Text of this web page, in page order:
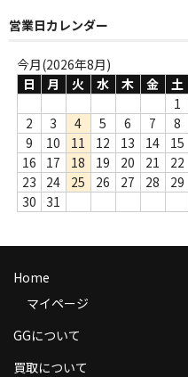
Webのみ no.2
Webのみ no.3
売り切れ
Help
送料
商品の発送
コンディション
営業日カレンダー
今月(2026年8月)
日
月 火 水 木 金
土
1
2
3 4 5 6 7
8
9
10 11 12 13 14
15
16
17 18 19 20 21
22
23
24 25 26 27 28
29
30
31
Home
マイページ
GGについて
買取について